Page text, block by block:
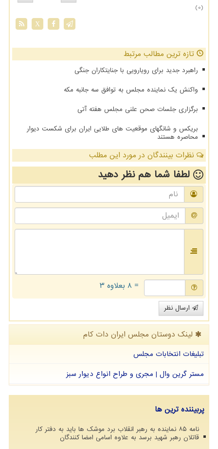
(0)
X
تازه ترین مطالب مرتبط
راهبرد جدید برای رویارویی با جنایتکاران جنگی
واکنش یک نماینده مجلس به توافق سه جانبه مکه
برگزاری جلسات صحن علنی مجلس هفته آتی
بریکس و شانگهای موقعیت های طلایی ایران برای شکست دیوار
محاصره هستند
نظرات بینندگان در مورد این مطلب
لطفا شما همنظر دهید
= ۸ بعلاوه ۳
ارسال نظر
لینک دوستان مجلس ایران دات كام
تبلیغات انتخابات مجلس
مستر گرین وال | مجری و طراح انواع دیوار سبز
پربیننده ترین ها
نامه ۸۵ نماینده به رهبر انقلاب برد موشک ها باید به دفتر کار
قاتلان رهبر شهید برسد به علاوه اسامی امضا کنندگان